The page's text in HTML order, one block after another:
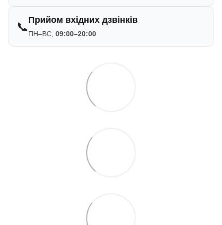
📞 Прийом вхідних дзвінків
ПН–ВС, 09:00–20:00